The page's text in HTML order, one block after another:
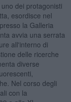
dei protagonisti
esordisce nel
la Galleria
avvia una serrata
all'interno di
delle ricerche
diverse
Nel corso degli
con la